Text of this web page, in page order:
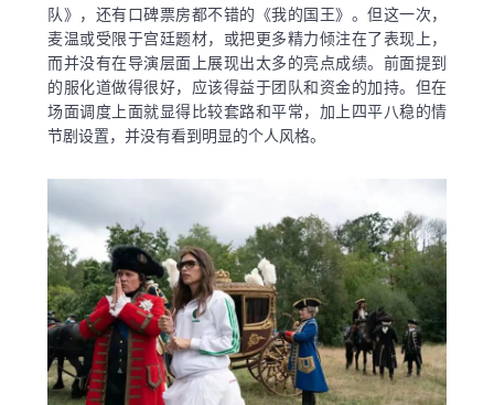
队》，还有口碑票房都不错的《我的国王》。但这一次，
麦温或受限于宫廷题材，或把更多精力倾注在了表现上，
而并没有在导演层面上展现出太多的亮点成绩。前面提到
的服化道做得很好，应该得益于团队和资金的加持。但在
场面调度上面就显得比较套路和平常，加上四平八稳的情
节剧设置，并没有看到明显的个人风格。